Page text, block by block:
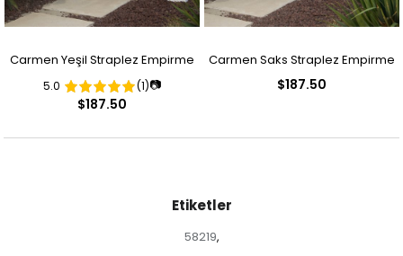
Carmen Yeşil Straplez Empirme
Desenli Abiye Elbise
5.0 (1)📷
$187.50
Carmen Saks Straplez Empirme
$187.50
Etiketler
58219,